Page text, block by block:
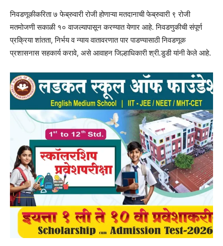
निवडणूकीकरिता ७ फेब्रुवारी रोजी होणाऱ्या मतदानाची फेब्रुवारी ९ रोजी
मतमोजणी सकाळी १० वाजल्यापासून करण्यात येणार आहे. निवडणुकीची संपूर्ण
प्रक्रिया शांतता, निर्भय व न्याय वातावरणात पार पाडण्यासाठी निवडणूक
प्रशासनास सहकार्य करावे, असे आवाहन जिल्हाधिकारी श्री.डुडी यांनी केले आहे.